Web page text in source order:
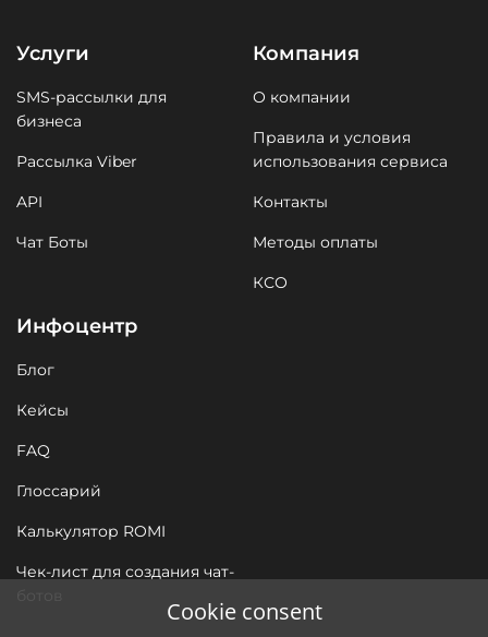
Услуги
SMS-рассылки для
бизнеса
Рассылка Viber
API
Чат Боты
Компания
О компании
Правила и условия
использования сервиса
Контакты
Методы оплаты
КСО
Инфоцентр
Блог
Кейсы
FAQ
Глоссарий
Калькулятор ROMI
Чек-лист для создания чат-
Cookie consent